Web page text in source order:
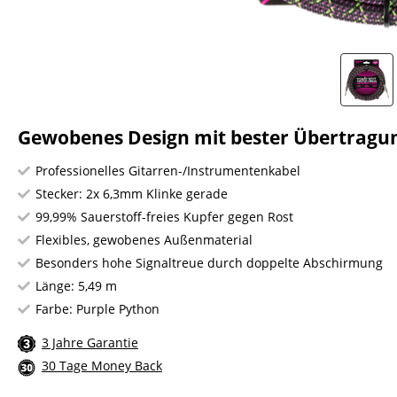
Gewobenes Design mit bester
Professionelles Gitarren-/Instrumentenkabel
Stecker: 2x 6,3mm Klinke gerade
99,99% Sauerstoff-freies Kupfer gegen Rost
Flexibles, gewobenes Außenmaterial
Besonders hohe Signaltreue durch doppelte Abschirmung
Länge: 5,49 m
Farbe: Purple Python
3 Jahre Garantie
30 Tage Money Back